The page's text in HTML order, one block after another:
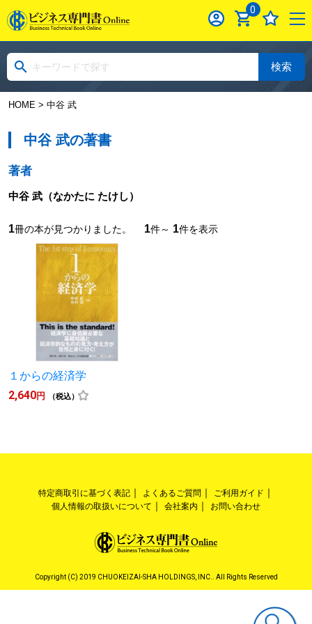
0
検索
HOME> 中谷 武
中谷 武の著書
著者
中谷 武（なかたに たけし）
1冊の本が見つかりました。 1件～ 1件を表示
１からの経済学
2,640円 （税込）
特定商取引に基づく表記 よくあるご質問
ご利用ガイド
個人情報の取扱いについて
会社案内 お問い合わせ
Copyright (C) 2019 CHUOKEIZAI-SHA HOLDINGS, INC.. All Rights Reserved